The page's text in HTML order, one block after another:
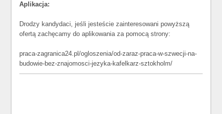
Aplikacja:
Drodzy kandydaci, jeśli jesteście zainteresowani powyższą
ofertą zachęcamy do aplikowania za pomocą strony:
praca-zagranica24.pl/ogloszenia/od-zaraz-praca-w-szwecji-na-
budowie-bez-znajomosci-jezyka-kafelkarz-sztokholm/